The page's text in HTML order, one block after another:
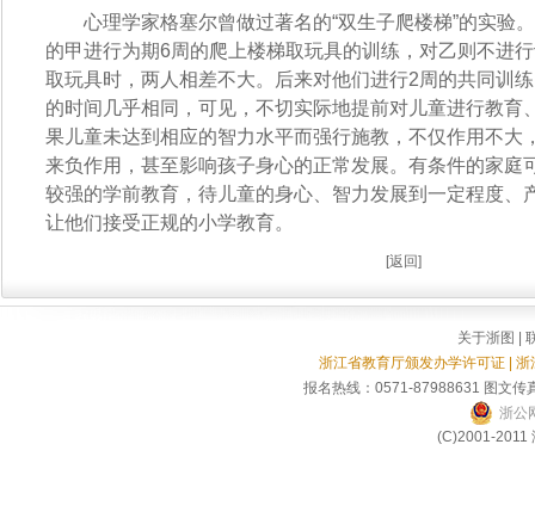
心理学家格塞尔曾做过著名的“双生子爬楼梯”的实验
的甲进行为期6周的爬上楼梯取玩具的训练，对乙则不进
取玩具时，两人相差不大。后来对他们进行2周的共同训
的时间几乎相同，可见，不切实际地提前对儿童进行教育
果儿童未达到相应的智力水平而强行施教，不仅作用不大
来负作用，甚至影响孩子身心的正常发展。有条件的家庭
较强的学前教育，待儿童的身心、智力发展到一定程度、
让他们接受正规的小学教育。
[返回]
关于浙图
浙江省教育厅颁发办学许可证 |
报名热线：0571-87988631 图文传
浙公
(C)2001-2011